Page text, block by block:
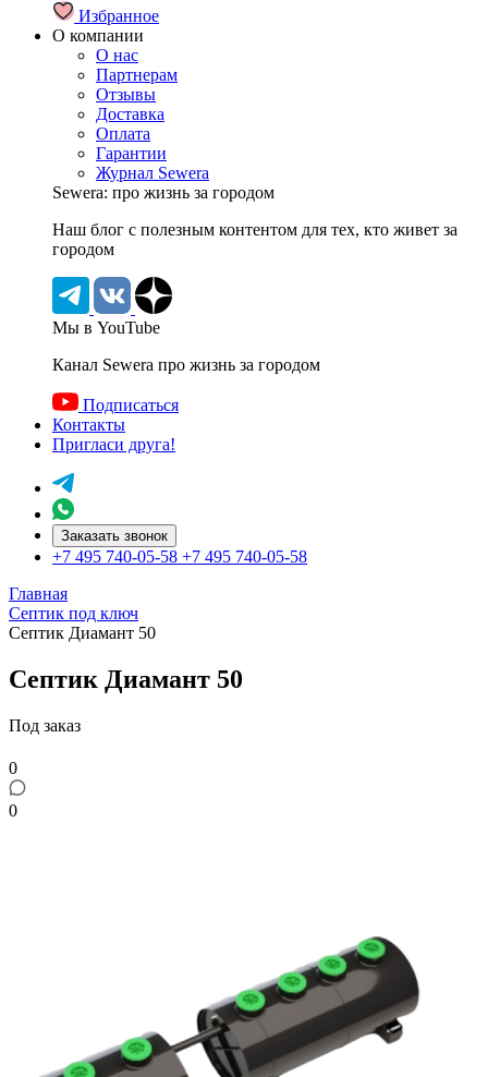
Избранное
О компании
О нас
Партнерам
Отзывы
Доставка
Оплата
Гарантии
Журнал Sewera
Sewera: про жизнь за городом
Наш блог c полезным контентом для тех, кто живет за
городом
Мы в YouTube
Канал Sewera про жизнь за городом
Подписаться
Контакты
Пригласи друга!
Заказать звонок
+7 495 740-05-58 +7 495 740-05-58
Главная
Септик под ключ
Септик Диамант 50
Септик Диамант 50
Под заказ
0
0